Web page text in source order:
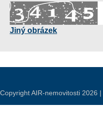
Jiný obrázek
Copyright AIR-nemovitosti 2026 |